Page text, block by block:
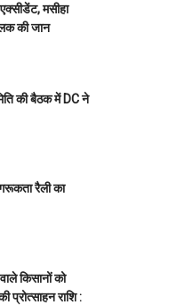
मसीहा
की जान
की बैठक में DC ने
रैली का
किसानों को
प्रोत्साहन राशि :